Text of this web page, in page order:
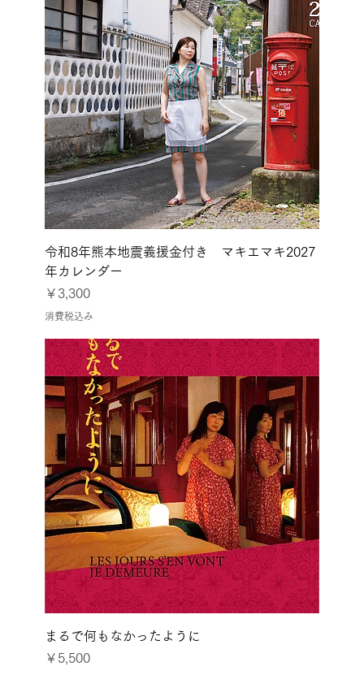
令和8年熊本地震義援金付き マキエマキ2027
年カレンダー
価格
￥3,300
消費税込み
まるで何もなかったように
価格
￥5,500